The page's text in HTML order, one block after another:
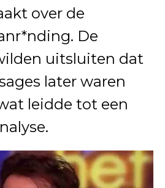
over de
De
uitsluiten dat
later waren
leidde tot een